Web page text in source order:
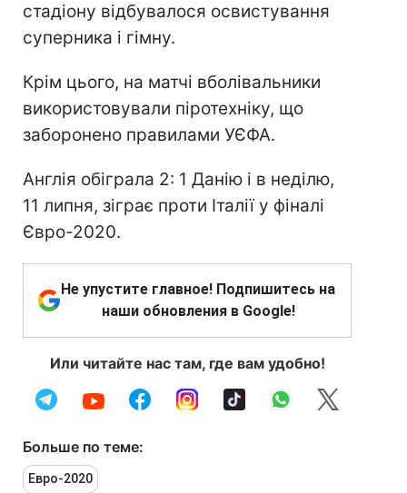
стадіону відбувалося освистування
суперника і гімну.
Крім цього, на матчі вболівальники
використовували піротехніку, що
заборонено правилами УЄФА.
Англія обіграла 2: 1 Данію і в неділю,
11 липня, зіграє проти Італії у фіналі
Євро-2020.
Не упустите главное! Подпишитесь на
наши обновления в Google!
Или читайте нас там, где вам удобно!
Больше по теме:
Евро-2020